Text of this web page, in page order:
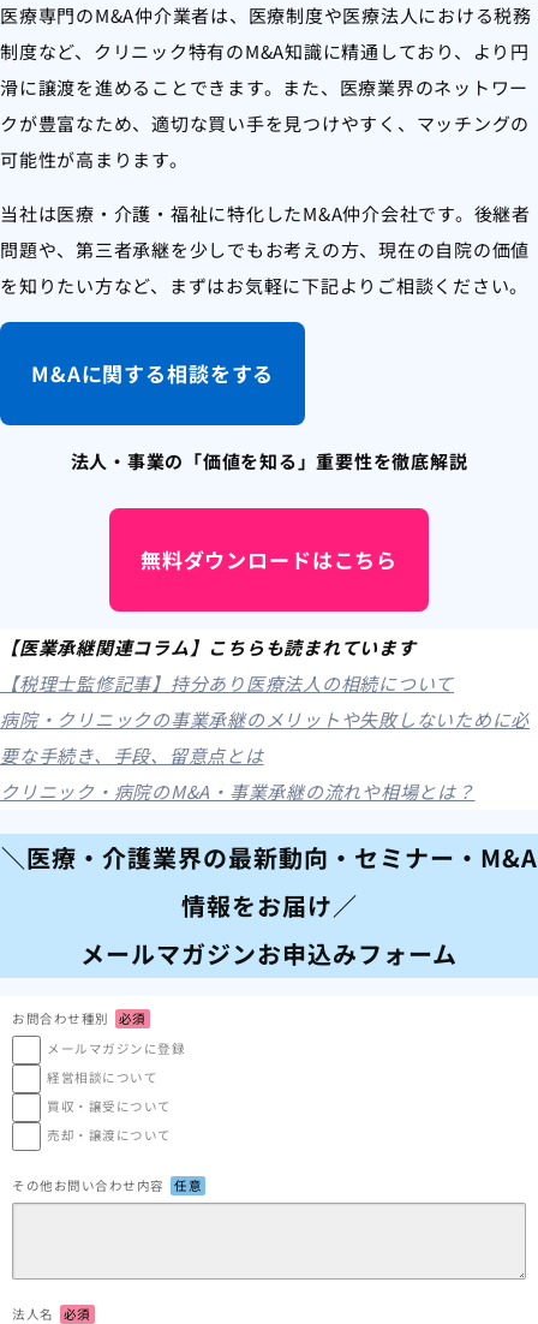
医療専門のM&A仲介業者は、医療制度や医療法人における税務
制度など、クリニック特有のM&A知識に精通しており、より円
滑に譲渡を進めることできます。また、医療業界のネットワー
クが豊富なため、適切な買い手を見つけやすく、マッチングの
可能性が高まります。
当社は医療・介護・福祉に特化したM&A仲介会社です。後継者
問題や、第三者承継を少しでもお考えの方、現在の自院の価値
を知りたい方など、まずはお気軽に下記よりご相談ください。
M&Aに関する相談をする
法人・事業の「価値を知る」重要性を徹底解説
無料ダウンロードはこちら
【医業承継関連コラム】こちらも読まれています
【税理士監修記事】持分あり医療法人の相続について
病院・クリニックの事業承継のメリットや失敗しないために必
要な手続き、手段、留意点とは
クリニック・病院のM&A・事業承継の流れや相場とは？
＼医療・介護業界の最新動向・セミナー・M&A
情報をお届け／
メールマガジンお申込みフォーム
お問合わせ種別
必須
メールマガジンに登録
経営相談について
買収・譲受について
売却・譲渡について
その他お問い合わせ内容 任意
法人名 必須